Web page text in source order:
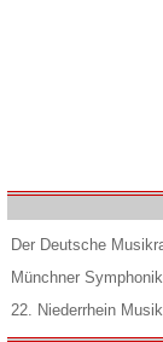
Der Deutsche
Münchner
22. Niederrhein